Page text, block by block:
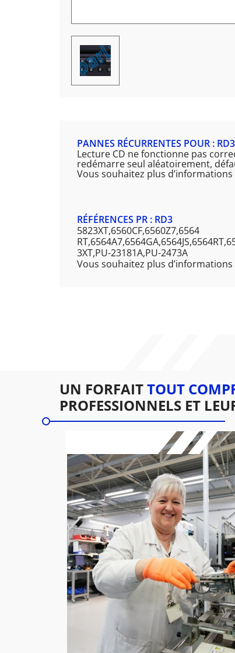
PANNES RÉCURRENTES POUR : RD3
Lecture CD ne fonctionne pas
redémarre seul aléatoirement,
Vous souhaitez plus
RÉFÉRENCES PR : RD3
5823XT,6560CF,6560Z7,6564
3XT,PU-23181A,PU-2473A
Vous souhaitez plus
UN FORFAITTOUT
PROFESSIONNELS ET